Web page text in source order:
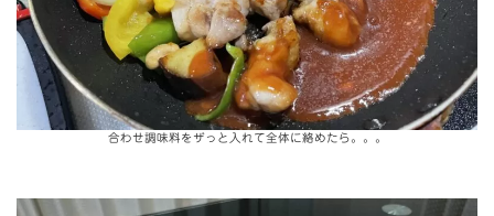
合わせ調味料をザっと入れて全体に絡めたら。。。